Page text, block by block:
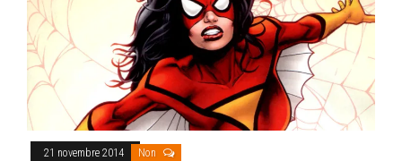
21 novembre 2014 Non